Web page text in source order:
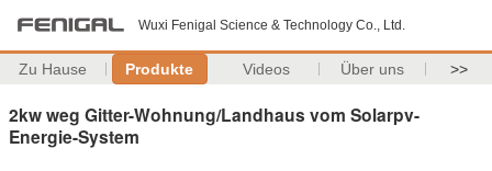
Wuxi Fenigal Science & Technology Co., Ltd.
Zu Hause Produkte Videos Über uns >>
2kw weg Gitter-Wohnung/Landhaus vom Solarpv-
Energie-System